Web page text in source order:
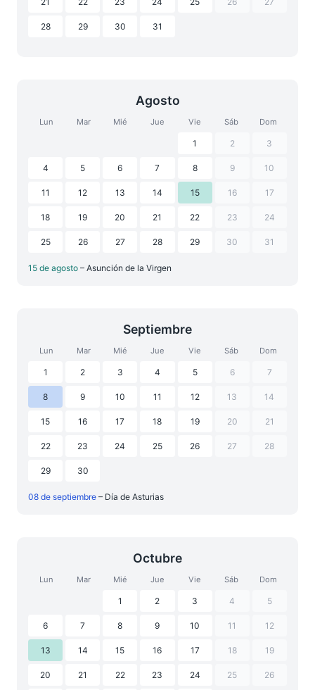
28 29 30 31
Agosto
Lun Mar Mié Jue Vie Sáb Dom
1 2 3
4 5 6 7 8 9 10
11 12 13 14 15 16 17
18 19 20 21 22 23 24
25 26 27 28 29 30 31
15 de agosto – Asunción de la Virgen
Septiembre
Lun Mar Mié Jue Vie Sáb Dom
1 2 3 4 5 6 7
8 9 10 11 12 13 14
15 16 17 18 19 20 21
22 23 24 25 26 27 28
29 30
08 de septiembre – Día de Asturias
Octubre
Lun Mar Mié Jue Vie Sáb Dom
1 2 3 4 5
6 7 8 9 10 11 12
13 14 15 16 17 18 19
20 21 22 23 24 25 26